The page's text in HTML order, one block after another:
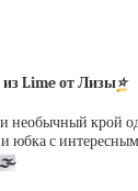
Lime от Лизы⭐️
необычный крой
юбка с